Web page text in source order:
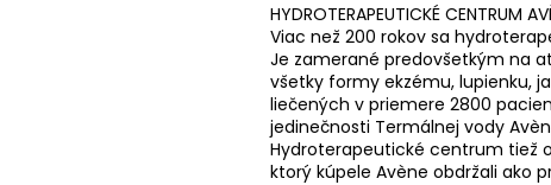
HYDROTERAPEUTICKÉ CENTRUM
Viac než 200 rokov sa
Je zamerané predovšetkým na
všetky formy ekzému, lupienku,
liečených v priemere 2800
jedinečnosti Termálnej vody
Hydroterapeutické centrum tiež
ktorý kúpele Avène obdržali ako